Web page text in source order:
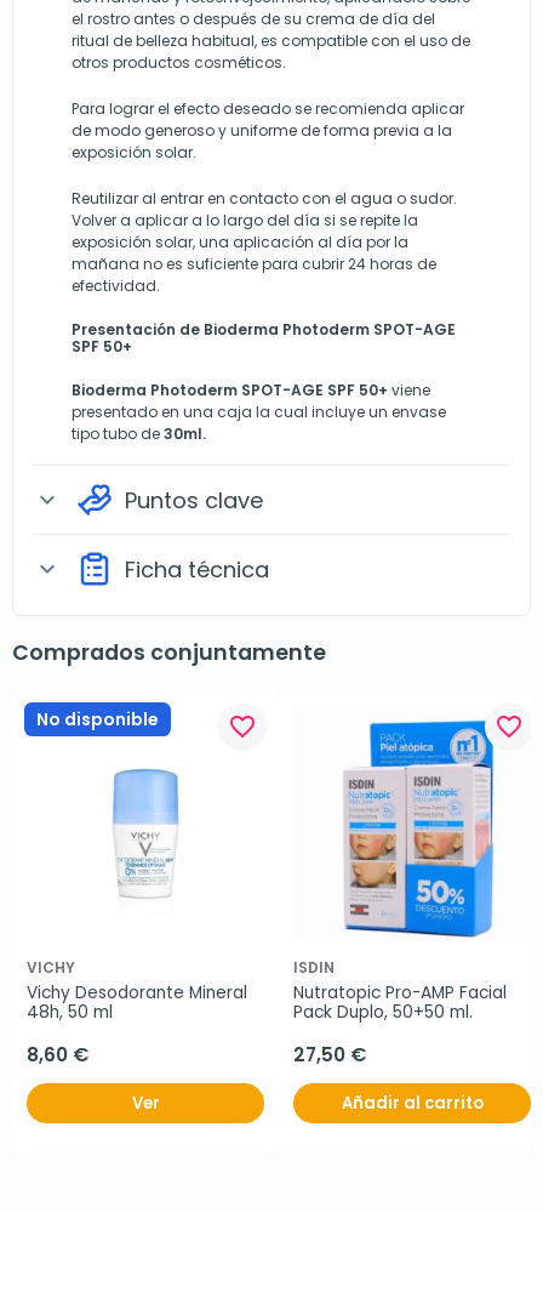
el rostro antes o después de su crema de día del
ritual de belleza habitual, es compatible con el uso de
otros productos cosméticos.
Para lograr el efecto deseado se recomienda aplicar
de modo generoso y uniforme de forma previa a la
exposición solar.
Reutilizar al entrar en contacto con el agua o sudor.
Volver a aplicar a lo largo del día si se repite la
exposición solar, una aplicación al día por la
mañana no es suficiente para cubrir 24 horas de
efectividad.
Presentación de Bioderma Photoderm SPOT-AGE
SPF 50+
Bioderma Photoderm SPOT-AGE SPF 50+ viene
presentado en una caja la cual incluye un envase
tipo tubo de30ml.
expand_more Puntos clave
expand_more Ficha técnica
Comprados conjuntamente
No disponible favorite_border
VICHY
Vichy Desodorante Mineral
48h, 50 ml
8,60 €
Ver
favorite_border
ISDIN
Nutratopic Pro-AMP Facial
Pack Duplo, 50+50 ml.
27,50 €
Añadir al carrito